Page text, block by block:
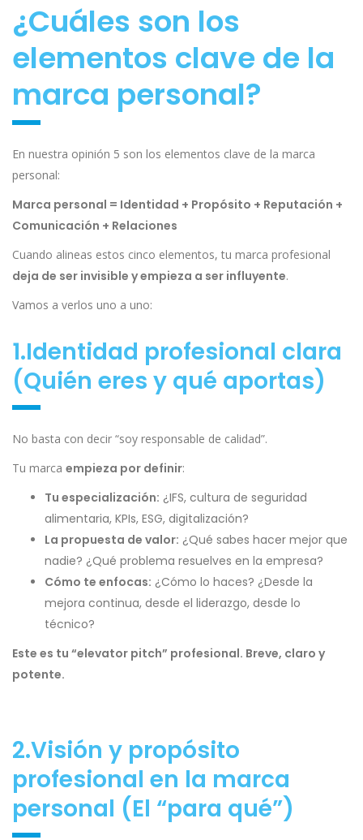
¿Cuáles son los
elementos clave de la
marca personal?
En nuestra opinión 5 son los elementos clave de la marca
personal:
Marca personal = Identidad + Propósito + Reputación +
Comunicación + Relaciones
Cuando alineas estos cinco elementos, tu marca profesional
deja de ser invisible y empieza a ser influyente.
Vamos a verlos uno a uno:
1.Identidad profesional clara
(Quién eres y qué aportas)
No basta con decir “soy responsable de calidad”.
Tu marca empieza por definir:
Tu especialización: ¿IFS, cultura de seguridad
alimentaria, KPIs, ESG, digitalización?
La propuesta de valor: ¿Qué sabes hacer mejor que
nadie? ¿Qué problema resuelves en la empresa?
Cómo te enfocas: ¿Cómo lo haces? ¿Desde la
mejora continua, desde el liderazgo, desde lo
técnico?
Este es tu “elevator pitch” profesional. Breve, claro y
potente.
2.Visión y propósito
profesional en la marca
personal (El “para qué”)